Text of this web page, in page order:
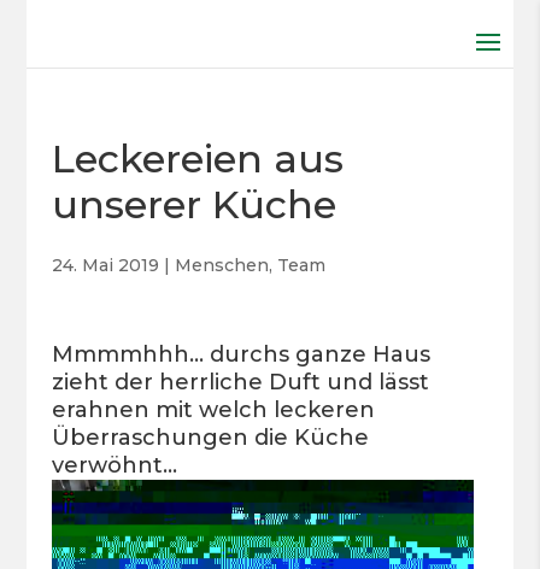
Leckereien aus
unserer Küche
24. Mai 2019 | Menschen, Team
Mmmmhhh… durchs ganze Haus
zieht der herrliche Duft und lässt
erahnen mit welch leckeren
Überraschungen die Küche
verwöhnt…